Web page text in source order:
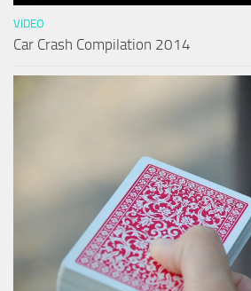
VIDEO
Car Crash Compilation 2014